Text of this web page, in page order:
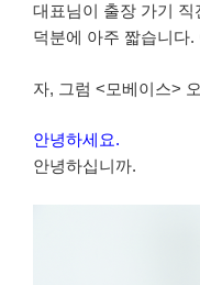
대표님이 출장 가기
덕분에 아주 짧습니다
자, 그럼 <모베이스>
안녕하세요.
안녕하십니까.